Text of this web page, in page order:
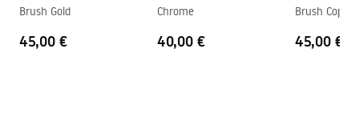
Brush Gold
45,00 €
Chrome
40,00 €
Brush Copper
45,00 €